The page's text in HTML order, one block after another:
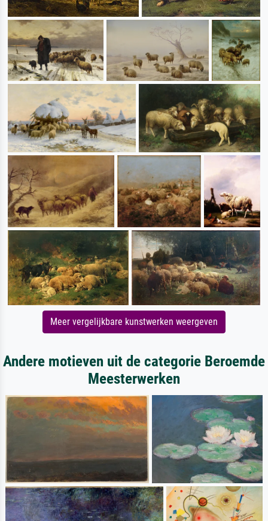
Meer vergelijkbare kunstwerken weergeven
Andere motieven uit de categorie Beroemde
Meesterwerken